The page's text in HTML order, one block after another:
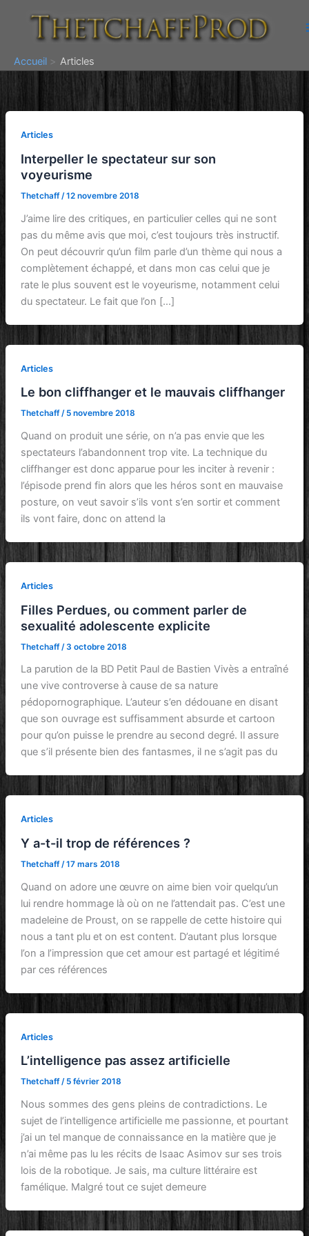
contenu
Accueil
Articles
Articles
Interpeller le spectateur sur son
voyeurisme
Thetchaff/12 novembre 2018
J’aime lire des critiques, en particulier celles qui ne sont
pas du même avis que moi, c’est toujours très instructif.
On peut découvrir qu’un film parle d’un thème qui nous a
complètement échappé, et dans mon cas celui que je
rate le plus souvent est le voyeurisme, notamment celui
du spectateur. Le fait que l’on […]
Articles
Le bon cliffhanger et le mauvais cliffhanger
Thetchaff/ 5 novembre 2018
Quand on produit une série, on n’a pas envie que les
spectateurs l’abandonnent trop vite. La technique du
cliffhanger est donc apparue pour les inciter à revenir :
l’épisode prend fin alors que les héros sont en mauvaise
posture, on veut savoir s’ils vont s’en sortir et comment
ils vont faire, donc on attend la
Articles
Filles Perdues, ou comment parler de
sexualité adolescente explicite
Thetchaff /3 octobre 2018
La parution de la BD Petit Paul de Bastien Vivès a entraîné
une vive controverse à cause de sa nature
pédopornographique. L’auteur s’en dédouane en disant
que son ouvrage est suffisamment absurde et cartoon
pour qu’on puisse le prendre au second degré. Il assure
que s’il présente bien des fantasmes, il ne s’agit pas du
Articles
Y a-t-il trop de références ?
Thetchaff/17 mars 2018
Quand on adore une œuvre on aime bien voir quelqu’un
lui rendre hommage là où on ne l’attendait pas. C’est une
madeleine de Proust, on se rappelle de cette histoire qui
nous a tant plu et on est content. D’autant plus lorsque
l’on a l’impression que cet amour est partagé et légitimé
par ces références
Articles
L’intelligence pas assez artificielle
Thetchaff/ 5 février 2018
Nous sommes des gens pleins de contradictions. Le
sujet de l’intelligence artificielle me passionne, et pourtant
j’ai un tel manque de connaissance en la matière que je
n’ai même pas lu les récits de Isaac Asimov sur ses trois
lois de la robotique. Je sais, ma culture littéraire est
famélique. Malgré tout ce sujet demeure